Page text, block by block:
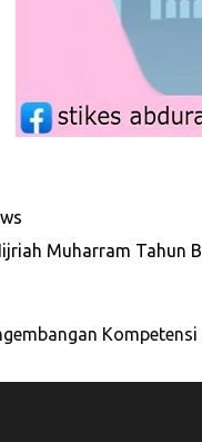
Muharram Tahun